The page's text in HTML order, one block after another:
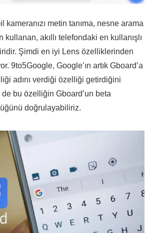
kameranızı metin tanıma, nesne arama
kullanan, akıllı telefondaki en kullanışlı
Şimdi en iyi Lens özelliklerinden
9to5Google, Google’ın artık Gboard’a
adını verdiği özelliği getirdiğini
bu özelliğin Gboard’un beta
doğrulayabiliriz.